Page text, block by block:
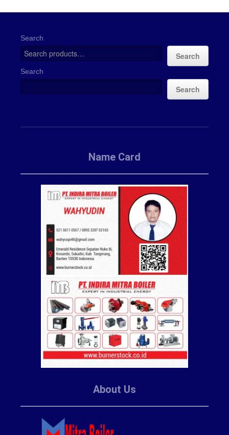
Search
Search
Search
Search
Name Card
About Us